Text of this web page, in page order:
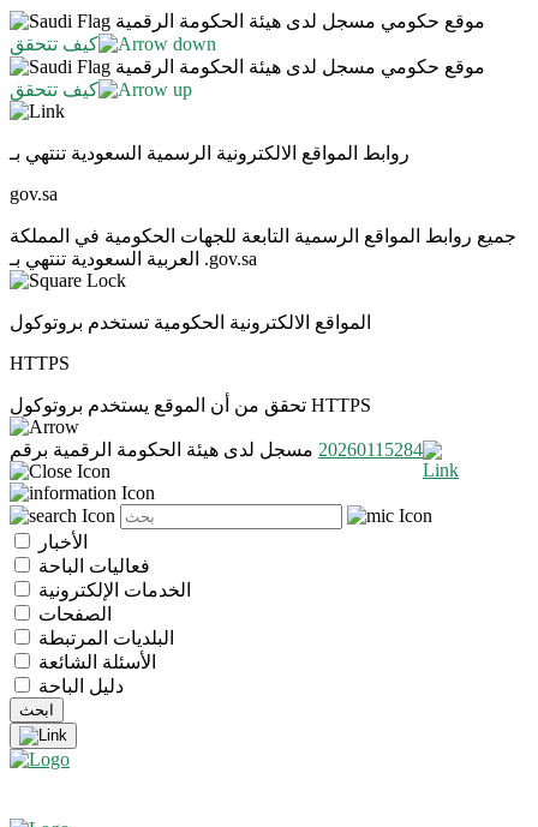
موقع حكومي مسجل لدى هيئة الحكومة الرقمية
كيف تتحقق
موقع حكومي مسجل لدى هيئة الحكومة الرقمية
كيف تتحقق
روابط المواقع الالكترونية الرسمية السعودية تنتهي بـ
gov.sa
جميع روابط المواقع الرسمية التابعة للجهات الحكومية في المملكة
العربية السعودية تنتهي بـ .gov.sa
المواقع الالكترونية الحكومية تستخدم بروتوكول
HTTPS
تحقق من أن الموقع يستخدم بروتوكول HTTPS
مسجل لدى هيئة الحكومة الرقمية برقم 20260115284
الأخبار
فعاليات الباحة
الخدمات الإلكترونية
الصفحات
البلديات المرتبطة
الأسئلة الشائعة
دليل الباحة